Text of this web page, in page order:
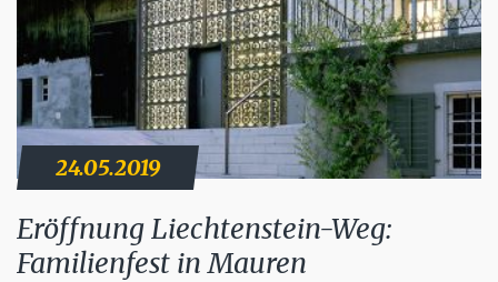
24.05.2019
Eröffnung Liechtenstein-Weg:
Familienfest in Mauren